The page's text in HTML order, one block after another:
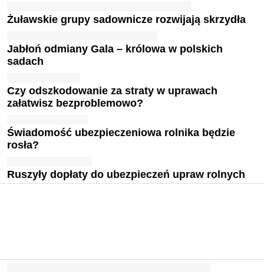
Żuławskie grupy sadownicze rozwijają skrzydła
Jabłoń odmiany Gala – królowa w polskich
sadach
Czy odszkodowanie za straty w uprawach
załatwisz bezproblemowo?
Świadomość ubezpieczeniowa rolnika będzie
rosła?
Ruszyły dopłaty do ubezpieczeń upraw rolnych